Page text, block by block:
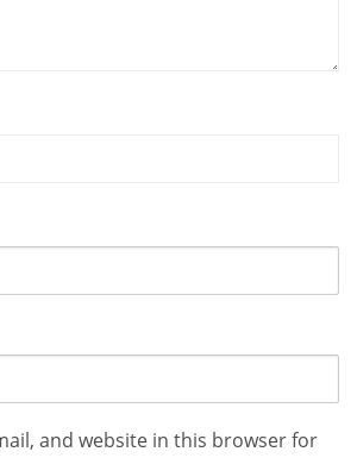
and website in this browser for